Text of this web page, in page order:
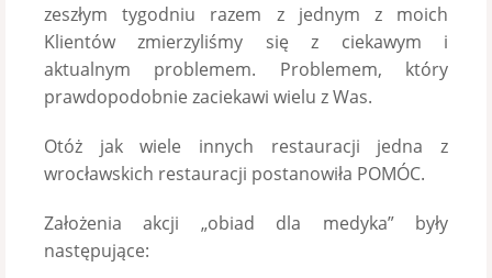
zeszłym tygodniu razem z jednym z moich
Klientów zmierzyliśmy się z ciekawym i
aktualnym problemem. Problemem, który
prawdopodobnie zaciekawi wielu z Was.
Otóż jak wiele innych restauracji jedna z
wrocławskich restauracji postanowiła POMÓC.
Założenia akcji „obiad dla medyka” były
następujące: